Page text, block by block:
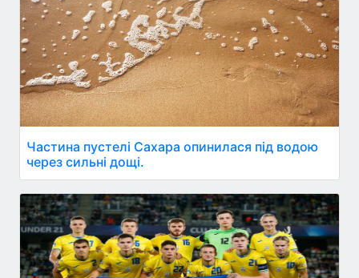
Частина пустелі Сахара опинилася під водою
через сильні дощі.